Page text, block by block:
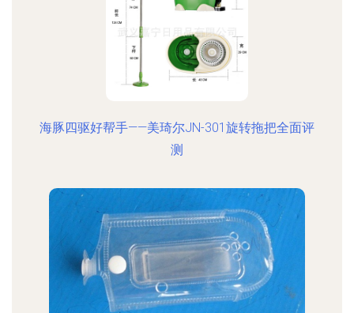
海豚四驱好帮手——美琦尔JN-301旋转拖把全面评
测